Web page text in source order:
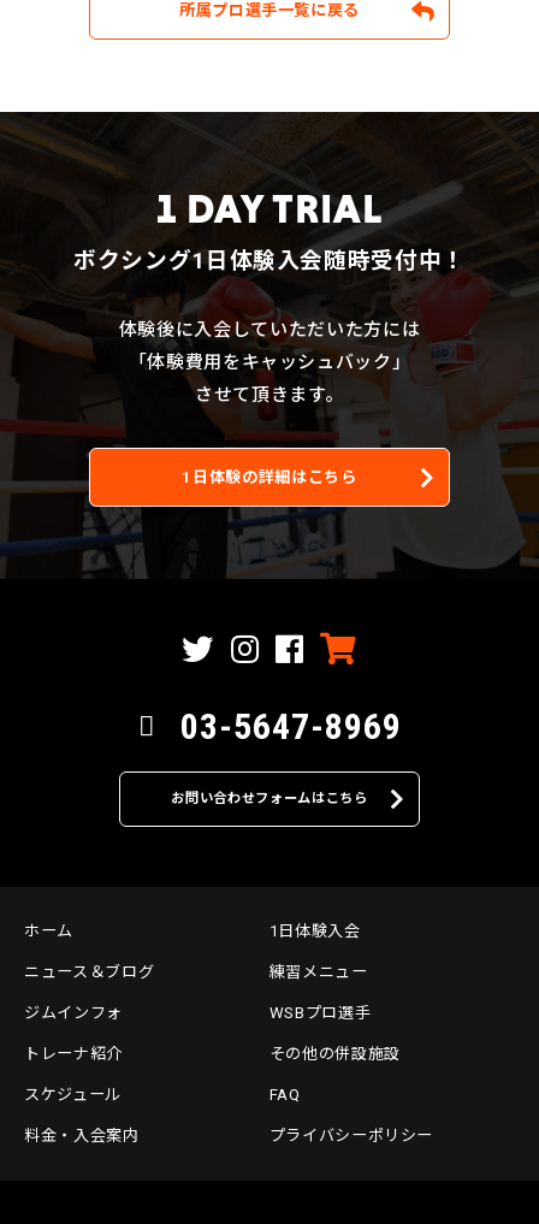
所属プロ選手一覧に戻る
1 DAY TRIAL
ボクシング1日体験入会随時受付中！
体験後に入会していただいた方には
「体験費用をキャッシュバック」
させて頂きます。
1日体験の詳細はこちら
03-5647-8969
お問い合わせフォームはこちら
ホーム 1日体験入会
ニュース＆ブログ 練習メニュー
ジムインフォ WSBプロ選手
トレーナ紹介 その他の併設施設
スケジュール FAQ
料金・入会案内 プライバシーポリシー